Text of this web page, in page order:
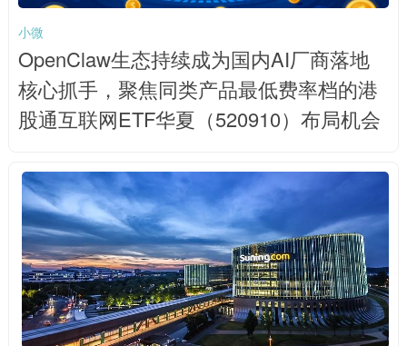
小微
OpenClaw生态持续成为国内AI厂商落地
核心抓手，聚焦同类产品最低费率档的港
股通互联网ETF华夏（520910）布局机会